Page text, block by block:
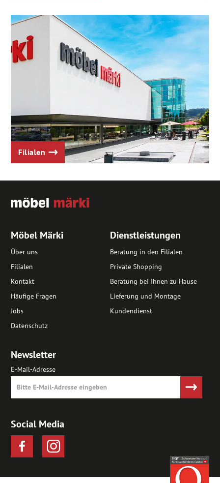
Filialen
Möbel Märki
Über uns
Filialen
Kontakt
Häufige Fragen
Jobs
Datenschutz
Dienstleistungen
Beratung in den Filialen
Private Shopping
Beratung bei Ihnen zu Hause
Lieferung und Montage
Kundendienst
Newsletter
E-Mail-Adresse
Social Media